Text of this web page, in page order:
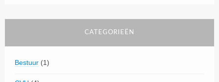
CATEGORIEËN
Bestuur (1)